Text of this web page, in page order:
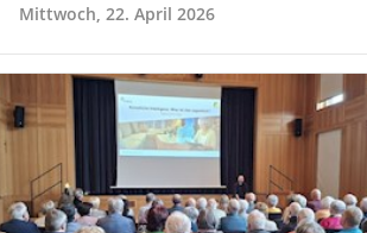
Mittwoch, 22. April 2026